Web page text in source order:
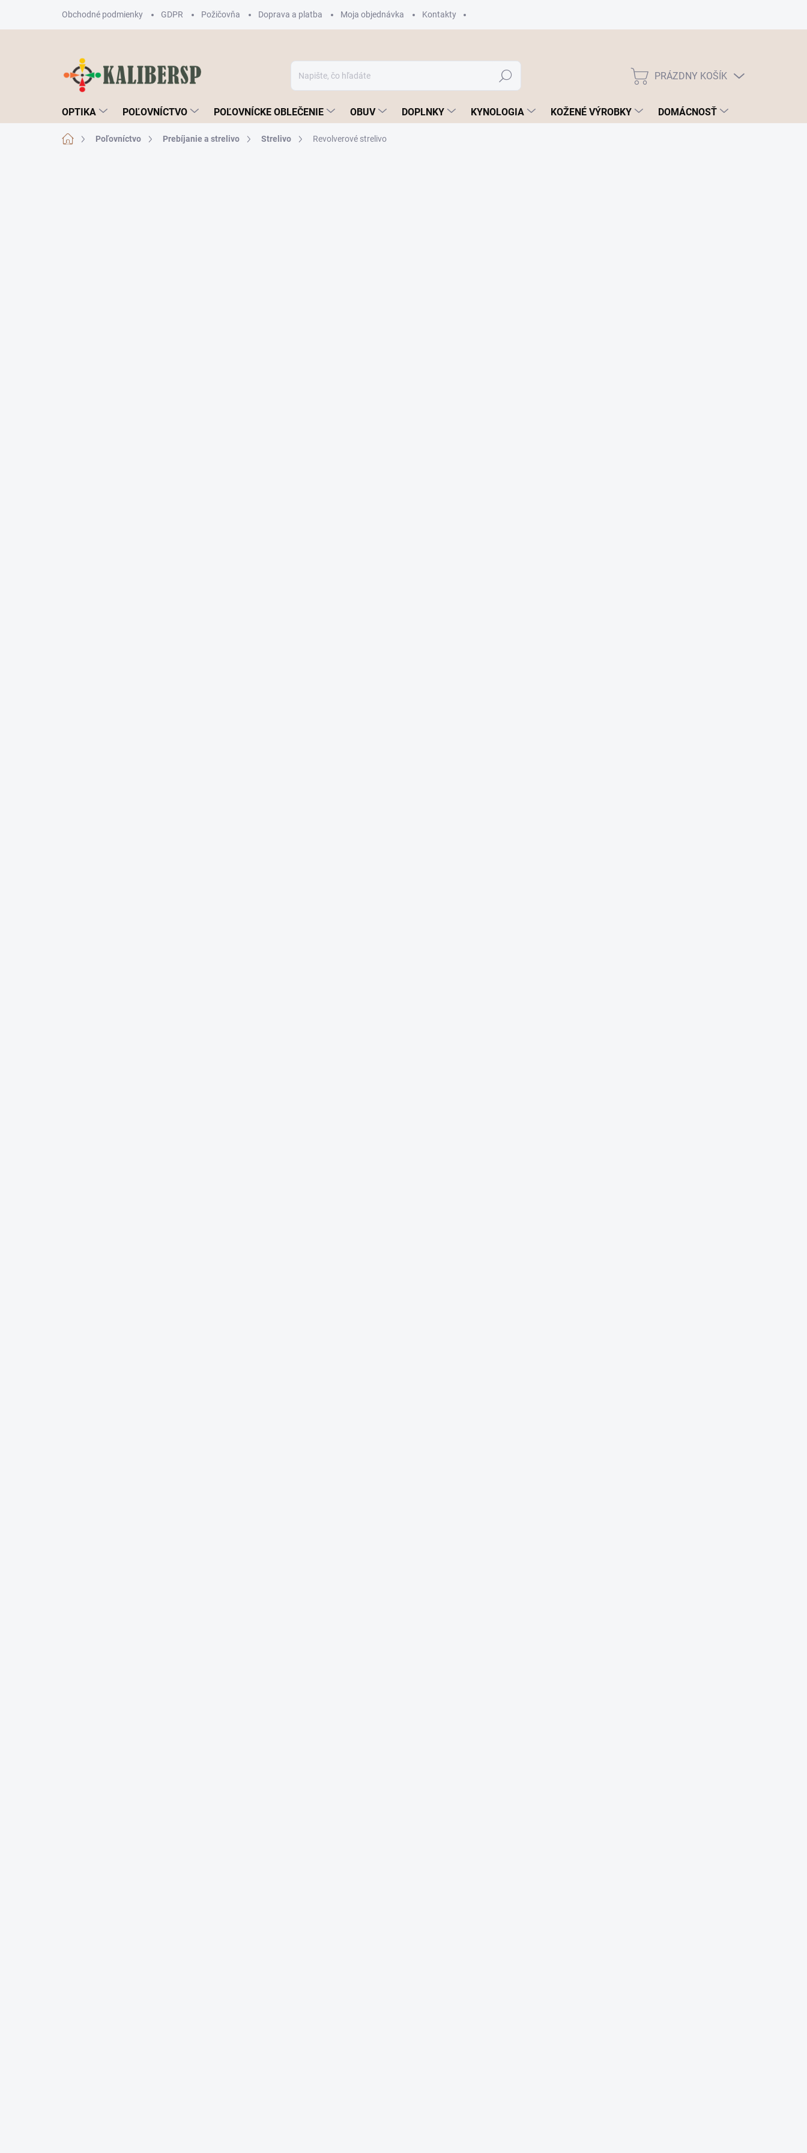
obsah
Obchodné podmienky GDPR Požičovňa Doprava a platba Moja objednávka Kontakty
Hľadať
NÁKUPNÝ
PRÁZDNY KOŠÍK
OPTIKA POĽOVNÍCTVO POĽOVNÍCKE OBLEČENIE OBUV DOPLNKY KYNOLOGIA KOŽENÉ VÝROBKY DOMÁCNOSŤ
DomovPoľovníctvo Prebíjanie a strelivo Strelivo Revolverové strelivo